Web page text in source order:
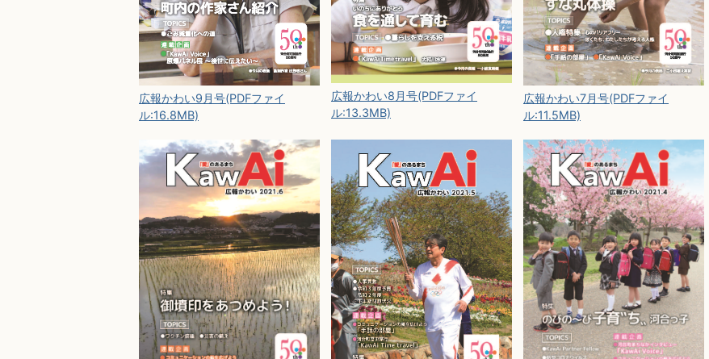
広報かわい9月号(PDFファイ
ル:16.8MB)
広報かわい8月号(PDFファイ
ル:13.3MB)
広報かわい7月号(PDFファイ
ル:11.5MB)